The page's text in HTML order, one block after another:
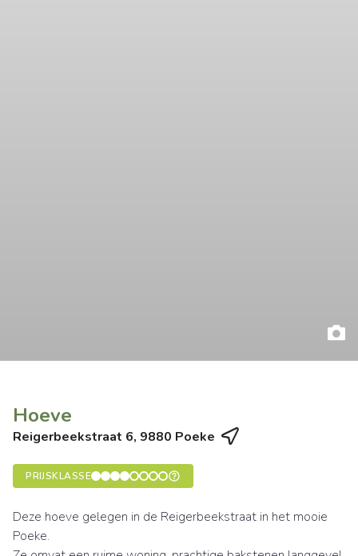
Hoeve
Reigerbeekstraat 6, 9880 Poeke
PRIJSKLASSE
Deze hoeve gelegen in de Reigerbeekstraat in het mooie
Poeke.